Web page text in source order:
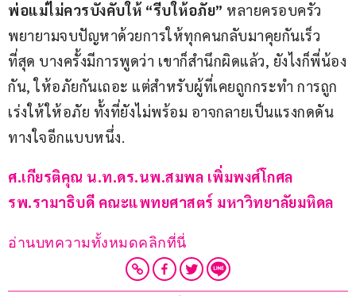
พ่อแม่ไม่ควรบังคับให้ “รีบให้อภัย” หลายครอบครัว
พยายามจบปัญหาด้วยการให้ทุกคนกลับมาคุยกันเร็ว
ที่สุด บางครั้งมีการพูดว่า เขาก็สำนึกผิดแล้ว, ยังไงก็พี่น้อง
กัน, ให้อภัยกันเถอะ แต่สำหรับผู้ที่เคยถูกกระทำ การถูก
เร่งให้ให้อภัย ทั้งที่ยังไม่พร้อม อาจกลายเป็นแรงกดดัน
ทางใจอีกแบบหนึ่ง.
ศ.เกียรติคุณ น.ท.ดร.นพ.สมพล เพิ่มพงศ์โกศล
รพ.รามาธิบดี คณะแพทยศาสตร์ มหาวิทยาลัยมหิดล
อ่านบทความทั้งหมดคลิกที่นี่